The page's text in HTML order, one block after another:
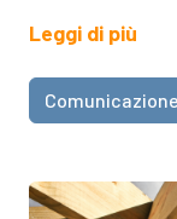
Leggi di più
Comunicazione